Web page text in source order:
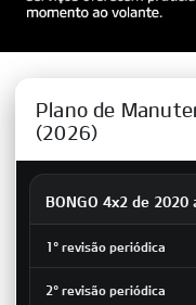
Plano de
(2026)
BONGO 4x2 de 2020